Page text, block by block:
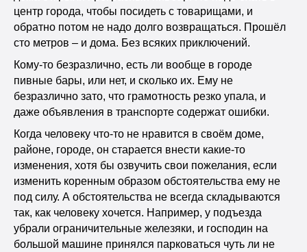
центр города, чтобы посидеть с товарищами, и
обратно потом не надо долго возвращаться. Прошёл
сто метров – и дома. Без всяких приключений.
Кому-то безразлично, есть ли вообще в городе
пивные бары, или нет, и сколько их. Ему не
безразлично зато, что грамотность резко упала, и
даже объявления в транспорте содержат ошибки.
Когда человеку что-то не нравится в своём доме,
районе, городе, он старается внести какие-то
изменения, хотя бы озвучить свои пожелания, если
изменить коренным образом обстоятельства ему не
под силу. А обстоятельства не всегда складываются
так, как человеку хочется. Например, у подъезда
убрали ограничительные железяки, и господин на
большой машине принялся парковаться чуть ли не